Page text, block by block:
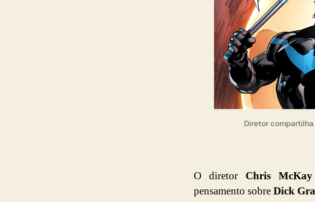
Diretor
O diretor Chris McKay
pensamento sobreDick